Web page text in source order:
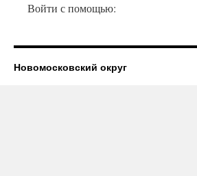
Войти с помощью:
Новомосковский округ